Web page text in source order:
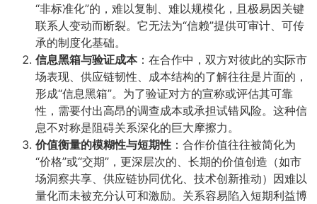
“非标准化”的，难以复制、难以规模化，且极易因关键
联系人变动而断裂。它无法为“信赖”提供可审计、可传
承的制度化基础。
信息黑箱与验证成本​：在合作中，双方对彼此的实际市
场表现、供应链韧性、成本结构的了解往往是片面的，
形成“信息黑箱”。为了验证对方的宣称或评估其可靠
性，需要付出高昂的调查成本或承担试错风险。这种信
息不对称是阻碍关系深化的巨大摩擦力。
价值衡量的模糊性与短期性 ​：合作价值往往被简化为
“价格”或“交期”，更深层次的、长期的价值创造（如市
场洞察共享、供应链协同优化、技术创新推动）因难以
量化而未被充分认可和激励。关系容易陷入短期利益博